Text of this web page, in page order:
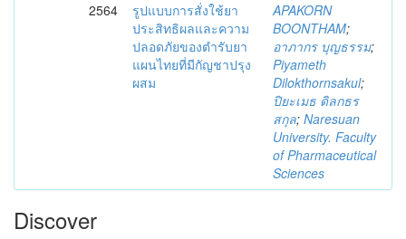
2564
รูปแบบการสั่งใช้ยา
ประสิทธิผลและความ
ปลอดภัยของตำรับยา
แผนไทยที่มีกัญชาปรุง
ผสม
APAKORN
BOONTHAM;
อาภากร บุญธรรม;
Piyameth
Dilokthornsakul;
ปิยะเมธ ดิลกธร
สกุล; Naresuan
University. Faculty
of Pharmaceutical
Sciences
Discover